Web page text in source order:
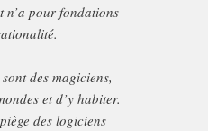
n’a pour fondations
des magiciens,
et d’y habiter.
des logiciens